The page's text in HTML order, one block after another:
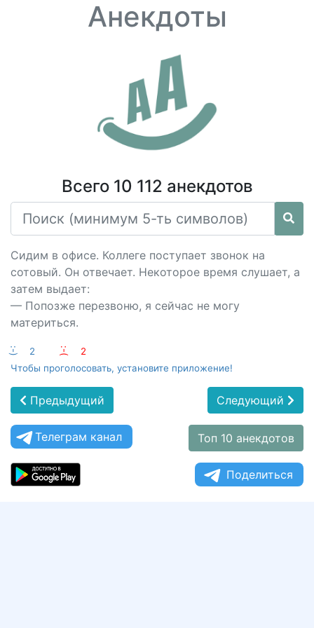
Анекдоты
Всего 10 112 анекдотов
Сидим в офисе. Коллеге поступает звонок на
сотовый. Он отвечает. Некоторое время слушает, а
затем выдает:
— Попозже перезвоню, я сейчас не могу
материться.
:-) 2 :-(
2
Чтобы проголосовать, установите приложение!
Предыдущий Следующий
Телеграм канал Топ 10 анекдотов
Поделиться